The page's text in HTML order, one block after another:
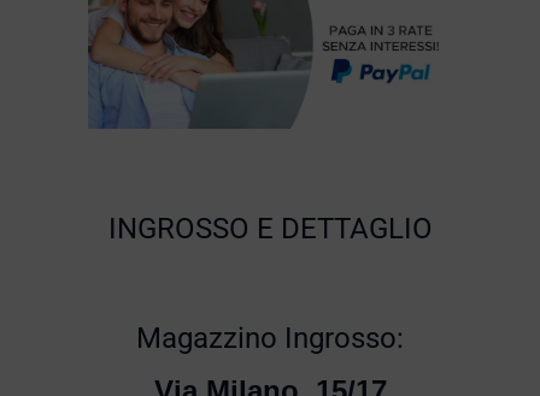
INGROSSO E DETTAGLIO
Magazzino Ingrosso: